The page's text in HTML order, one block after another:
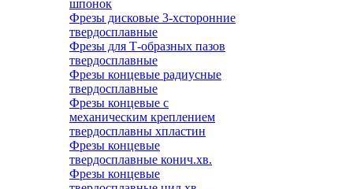
шпонок
Фрезы дисковые 3-хсторонние
твердосплавные
Фрезы для Т-образных пазов
твердосплавные
Фрезы концевые радиусные
твердосплавные
Фрезы концевые с
механическим креплением
твердосплавны хпластин
Фрезы концевые
твердосплавные конич.хв.
Фрезы концевые